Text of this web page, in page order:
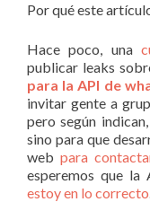
Por qué este
Hace poco, una
publicar leaks
para la API de
invitar gente a
pero según
sino para que
web para
esperemos que la
estoy en lo correcto